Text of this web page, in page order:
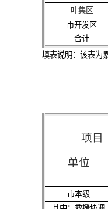
叶集区
市开发区
合计
填表说明：该表为
项目
单位
市本级